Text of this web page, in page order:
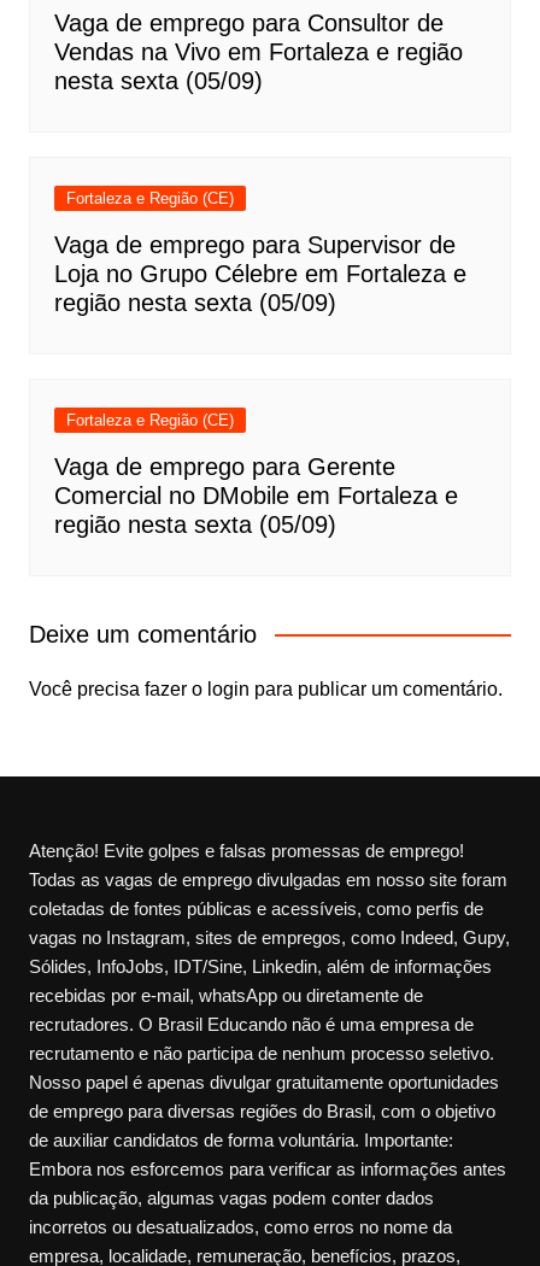
Vaga de emprego para Consultor de
Vendas na Vivo em Fortaleza e região
nesta sexta (05/09)
Fortaleza e Região (CE)
Vaga de emprego para Supervisor de
Loja no Grupo Célebre em Fortaleza e
região nesta sexta (05/09)
Fortaleza e Região (CE)
Vaga de emprego para Gerente
Comercial no DMobile em Fortaleza e
região nesta sexta (05/09)
Deixe um comentário
Você precisa fazer o login para publicar um comentário.
Atenção! Evite golpes e falsas promessas de emprego!
Todas as vagas de emprego divulgadas em nosso site foram
coletadas de fontes públicas e acessíveis, como perfis de
vagas no Instagram, sites de empregos, como Indeed, Gupy,
Sólides, InfoJobs, IDT/Sine, Linkedin, além de informações
recebidas por e-mail, whatsApp ou diretamente de
recrutadores. O Brasil Educando não é uma empresa de
recrutamento e não participa de nenhum processo seletivo.
Nosso papel é apenas divulgar gratuitamente oportunidades
de emprego para diversas regiões do Brasil, com o objetivo
de auxiliar candidatos de forma voluntária. Importante:
Embora nos esforcemos para verificar as informações antes
da publicação, algumas vagas podem conter dados
incorretos ou desatualizados, como erros no nome da
empresa, localidade, remuneração, benefícios, prazos,